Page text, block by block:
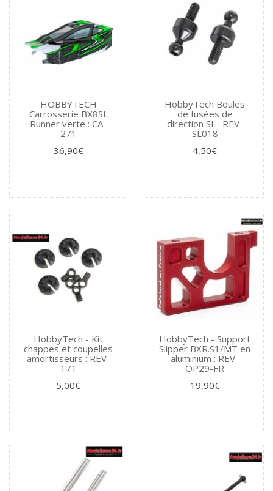
HOBBYTECH
Carrosserie BX8SL
Runner verte : CA-
271
36,90€
HobbyTech Boules
de fusées de
direction SL : REV-
SL018
4,50€
HobbyTech - Kit
chappes et coupelles
amortisseurs : REV-
171
5,00€
HobbyTech - Support
Slipper BXR.S1/MT en
aluminium : REV-
OP29-FR
19,90€